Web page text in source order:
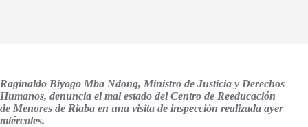
Raginaldo Biyogo Mba Ndong, Ministro de Justicia y Derechos
Humanos, denuncia el mal estado delCentro de Reeducación
de Menores de Riaba en una visita de inspección realizada ayer
miércoles.